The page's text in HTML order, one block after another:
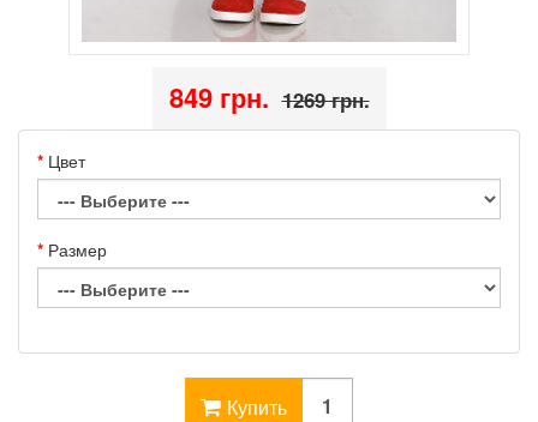
849 грн. 1269 грн.
Цвет
Размер
Купить